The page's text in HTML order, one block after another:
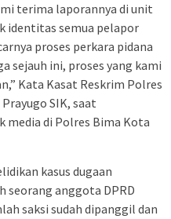
terima laporannya di unit
identitas semua pelapor
proses perkara pidana
sejauh ini, proses yang kami
Kata Kasat Reskrim Polres
SIK, saat
media di Polres Bima Kota
kasus dugaan
seorang anggota DPRD
saksi sudah dipanggil dan